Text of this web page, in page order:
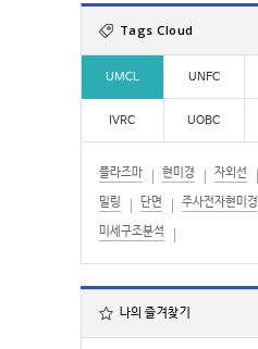
:
Tags Cloud
UMCL UNFC
IVRC UOBC
플라즈마 현미경 자외선
밀링 단면 주사전자현미경
미세구조분석
나의 즐겨찾기